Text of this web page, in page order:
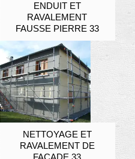
ENDUIT ET
RAVALEMENT
FAUSSE PIERRE 33
NETTOYAGE ET
RAVALEMENT DE